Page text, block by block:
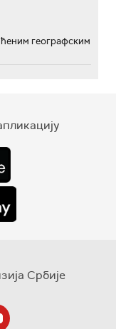
географским
Србије